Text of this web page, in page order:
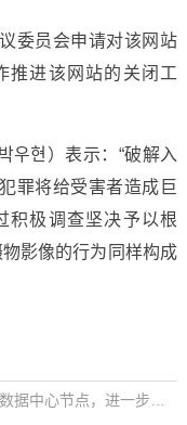
委员会申请对该网站
推进该网站的关闭工
우현）表示：“破解入
罪将给受害者造成巨
积极调查坚决予以根
影像的行为同样构成